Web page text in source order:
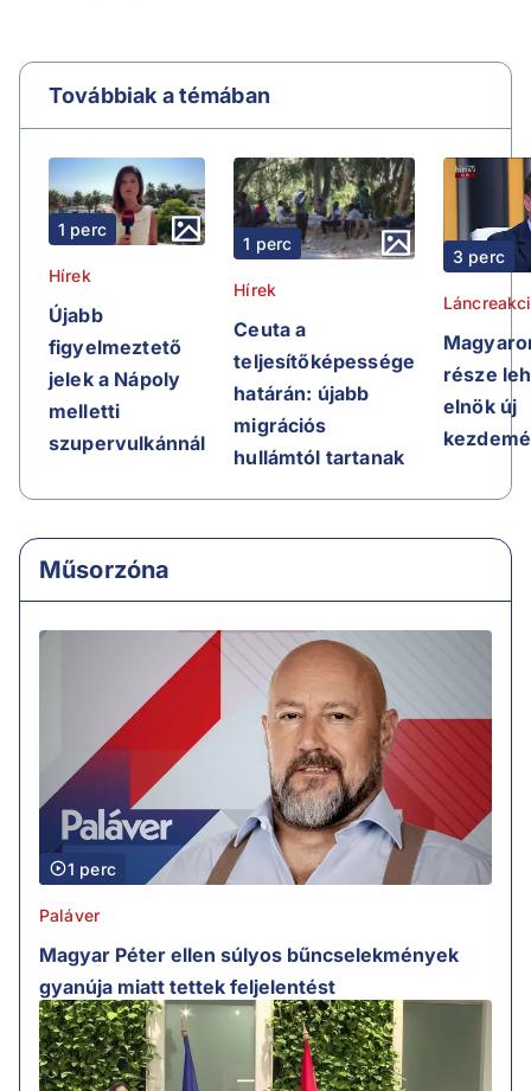
Továbbiak a témában
1 perc
Hírek
Újabb
figyelmeztető
jelek a Nápoly
melletti
szupervulkánnál
1 perc
Hírek
Ceuta a
teljesítőképessége
határán: újabb
migrációs
hullámtól tartanak
3 perc
része
elnök új
Műsorzóna
1 perc
Paláver
Magyar Péter ellen súlyos bűncselekmények
gyanúja miatt tettek feljelentést